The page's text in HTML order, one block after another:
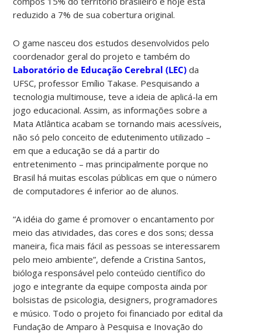
reduzido a 7% de sua cobertura original.
O game nasceu dos estudos desenvolvidos pelo
coordenador geral do projeto e também do
Laboratório de Educação Cerebral (LEC) da
UFSC, professor Emílio Takase. Pesquisando a
tecnologia multimouse, teve a ideia de aplicá-la em
jogo educacional. Assim, as informações sobre a
Mata Atlântica acabam se tornando mais acessíveis,
não só pelo conceito de edutenimento utilizado –
em que a educação se dá a partir do
entretenimento – mas principalmente porque no
Brasil há muitas escolas públicas em que o número
de computadores é inferior ao de alunos.
“A idéia do game é promover o encantamento por
meio das atividades, das cores e dos sons; dessa
maneira, fica mais fácil as pessoas se interessarem
pelo meio ambiente”, defende a Cristina Santos,
bióloga responsável pelo conteúdo científico do
jogo e integrante da equipe composta ainda por
bolsistas de psicologia, designers, programadores
e músico. Todo o projeto foi financiado por edital da
Fundação de Amparo à Pesquisa e Inovação do